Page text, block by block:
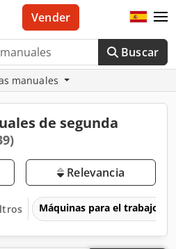
Buscar
Vender
manuales
de segunda
Relevancia
Máquinas para el trabajo